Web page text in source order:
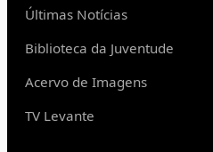
Últimas Notícias
Biblioteca da Juventude
Acervo de Imagens
TV Levante